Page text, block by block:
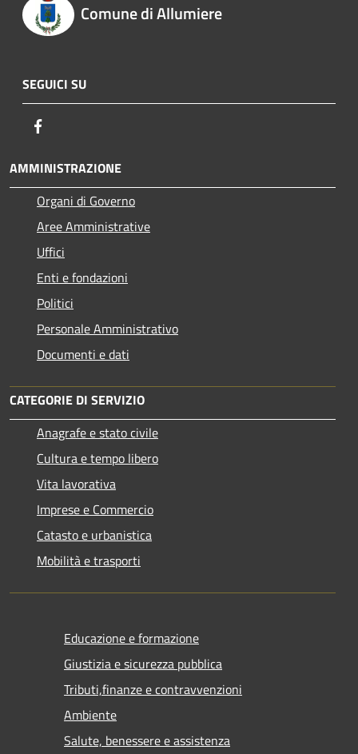
Comune di Allumiere
SEGUICI SU
AMMINISTRAZIONE
Organi di Governo
Aree Amministrative
Uffici
Enti e fondazioni
Politici
Personale Amministrativo
Documenti e dati
CATEGORIE DI SERVIZIO
Anagrafe e stato civile
Cultura e tempo libero
Vita lavorativa
Imprese e Commercio
Catasto e urbanistica
Mobilità e trasporti
Educazione e formazione
Giustizia e sicurezza pubblica
Tributi,finanze e contravvenzioni
Ambiente
Salute, benessere e assistenza